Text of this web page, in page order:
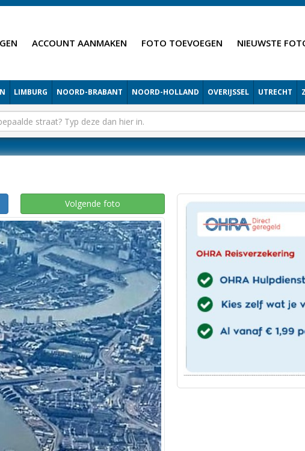
ACCOUNT AANMAKEN FOTO TOEVOEGEN NIEUWSTE
LIMBURG NOORD-BRABANT NOORD-HOLLAND OVERIJSSEL UTRECHT
Volgende foto